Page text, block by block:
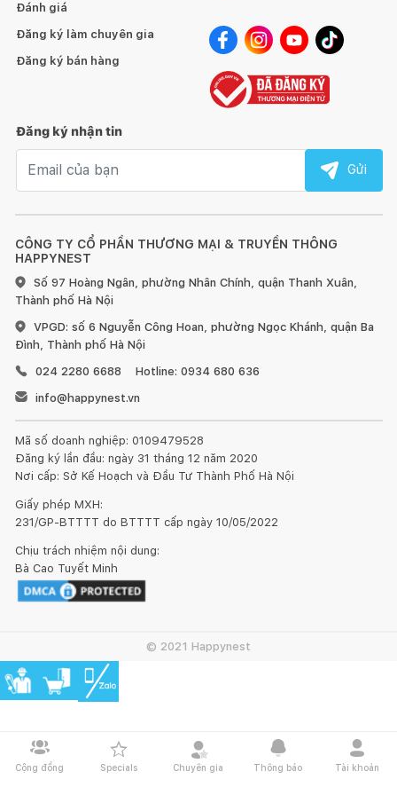
Cộng đồng Specials Chuyên gia Thông báo Tài khoản
Nam. Lớp men phủ bạc trên bề mặt sản phẩm vừa có công
dụng kháng khuẩn, vừa có khả năng chống thấm, chống bám
Đặc biệt, lớp men được thủy tinh hóa gắn chặt lên bề mặt sản
phẩm, giữ cho lớp men bền lâu và chống bị rửa trôi.
CÔNG TY CỔ PHẦN THƯƠNG MẠI & TRUYỀN THÔNG
HAPPYNEST
Số 97 Hoàng Ngân, phường Nhân Chính, quận Thanh Xuân,
Thành phố Hà Nội
VPGD: số 6 Nguyễn Công Hoan, phường Ngọc Khánh, quận Ba
Đình, Thành phố Hà Nội
024 2280 6688
Hotline: 0934 680 636
info@happynest.vn
Mã số doanh nghiệp: 0109479528
Đăng ký lần đầu: ngày 31 tháng 12 năm 2020
Nơi cấp: Sở Kế Hoạch và Đầu Tư Thành Phố Hà Nội
Giấy phép MXH:
231/GP-BTTTT do BTTTT cấp ngày 10/05/2022
Chịu trách nhiệm nội dung:
Bà Cao Tuyết Minh
Đánh giá
Đăng ký làm chuyên gia
Đăng ký bán hàng
Đăng ký nhận tin
Gửi
© 2021 Happynest